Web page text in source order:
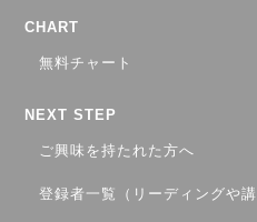
CHART
無料チャート
NEXT STEP
ご興味を持たれた方へ
登録者一覧（リーディングや